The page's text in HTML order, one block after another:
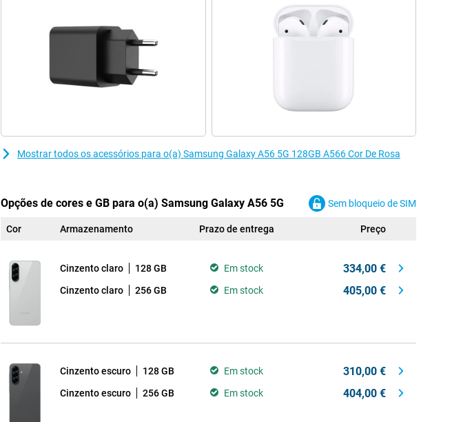
Mostrar todos os acessórios para o(a) Samsung Galaxy A56 5G 128GB A566 Cor De Rosa
Opções de cores e GB para o(a) Samsung Galaxy A56 5G Sem bloqueio de SIM
Cor Armazenamento Prazo de entrega Preço
Cinzento claro 128 GB Em stock 334,00 €
Cinzento claro 256 GB Em stock 405,00 €
Cinzento escuro 128 GB Em stock 310,00 €
Cinzento escuro 256 GB Em stock 404,00 €